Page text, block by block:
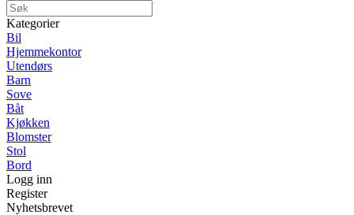
Kategorier
Bil
Hjemmekontor
Utendørs
Barn
Sove
Båt
Kjøkken
Blomster
Stol
Bord
Logg inn
Register
Nyhetsbrevet